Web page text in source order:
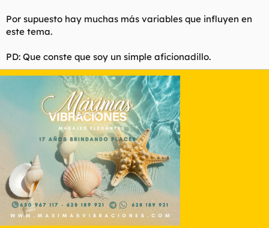
Por supuesto hay muchas más variables que influyen en
este tema.
PD: Que conste que soy un simple aficionadillo.